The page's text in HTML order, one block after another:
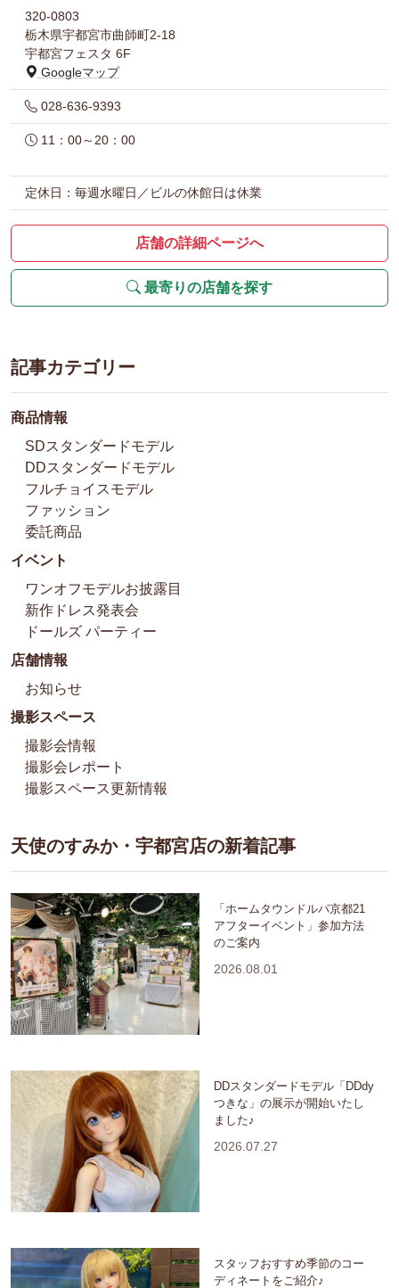
320-0803
栃木県宇都宮市曲師町2-18
宇都宮フェスタ 6F
Googleマップ
028-636-9393
11：00～20：00
定休日：毎週水曜日／ビルの休館日は休業
店舗の詳細ページへ
最寄りの店舗を探す
記事カテゴリー
商品情報
SDスタンダードモデル
DDスタンダードモデル
フルチョイスモデル
ファッション
委託商品
イベント
ワンオフモデルお披露目
新作ドレス発表会
ドールズ パーティー
店舗情報
お知らせ
撮影スペース
撮影会情報
撮影会レポート
撮影スペース更新情報
天使のすみか・宇都宮店の新着記事
「ホームタウンドルパ京都21
アフターイベント」参加方法
のご案内
2026.08.01
DDスタンダードモデル「DDdy
つきな」の展示が開始いたし
ました♪
2026.07.27
スタッフおすすめ季節のコー
ディネートをご紹介♪